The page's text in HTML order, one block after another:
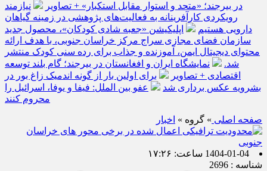
در بیرجند؛ «متحد و استوار مقابل استکبار» + تصاویر
نیازمند
رویکردی کارآفرینانه به فعالیت‌های پژوهشی در زمینه گیاهان
دارویی هستیم
اپلیکیشن «جعبه شادی کودکان»، محصول جدید
سازمان فضای مجازی سراج مرکز خراسان جنوبی، با هدف ارائه
محتوای دیجیتال ایمن، آموزنده و جذاب برای رده سنی کودک منتشر
شد.
نمایشگاه ایران و افغانستان در بیرجند؛ گام بلند توسعه
اقتصادی + تصاویر
برای اولین بار از گونه اندمیک زاغ بور در
بشرویه عکس برداری شد
عفو بین الملل: فیفا و یوفا، اسرائیل را
محروم کنند
صفحه اصلی » گروه » اخبار
1404-01-04 ساعت: ۱۷:۲۶
شناسه : 2696